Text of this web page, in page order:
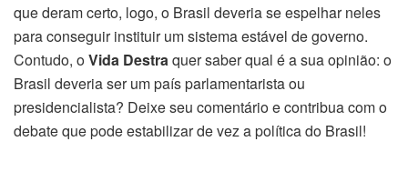
que deram certo, logo, o Brasil deveria se espelhar neles
para conseguir instituir um sistema estável de governo.
Contudo, oVida Destra quer saber qual é a sua opinião: o
Brasil deveria ser um país parlamentarista ou
presidencialista? Deixe seu comentário e contribua com o
debate que pode estabilizar de vez a política do Brasil!